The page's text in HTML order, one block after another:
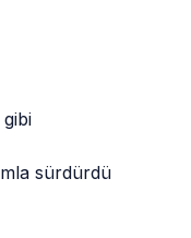
sürdürdü